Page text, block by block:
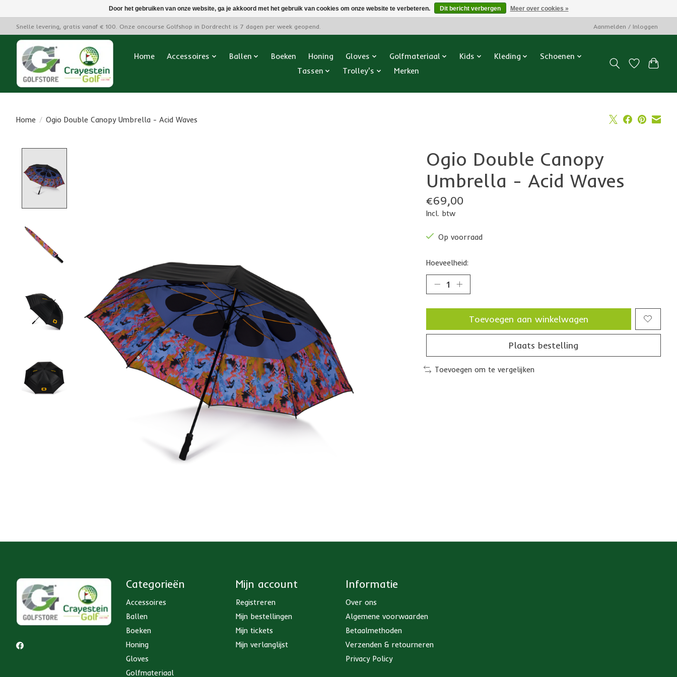
Snelle levering, gratis vanaf € 100. Onze oncourse Golfshop in Dordrecht is 7 dagen per week geopend. Aanmelden / Inloggen
Home Accessoires Ballen Boeken Honing Gloves Golfmateriaal Kids Kleding
Schoenen
Tassen
Trolley's Merken
Home / Ogio Double Canopy Umbrella - Acid Waves
Ogio Double Canopy
Umbrella - Acid Waves
€69,00
Incl. btw
Op voorraad
Hoeveelheid:
Toevoegen aan winkelwagen
Plaats bestelling
Toevoegen om te vergelijken
Categorieën
Accessoires
Ballen
Boeken
Honing
Gloves
Golfmateriaal
Mijn account
Registreren
Mijn bestellingen
Mijn tickets
Mijn verlanglijst
Informatie
Over ons
Algemene voorwaarden
Betaalmethoden
Verzenden & retourneren
Privacy Policy
Door het gebruiken van onze website, ga je akkoord met het gebruik van cookies om onze website te verbeteren. Dit bericht verbergen Meer over cookies »